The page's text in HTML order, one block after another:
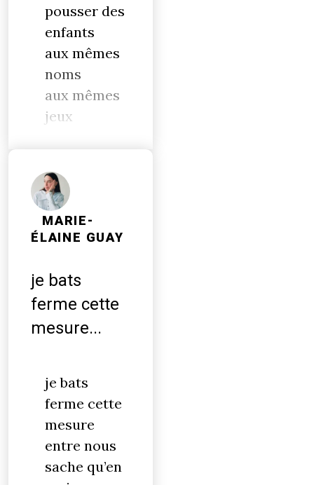
pousser des
enfants
aux mêmes
noms
aux mêmes
jeux
MARIE-
ÉLAINE GUAY
je bats
ferme cette
mesure...
je bats
ferme cette
mesure
entre nous
sache qu’en